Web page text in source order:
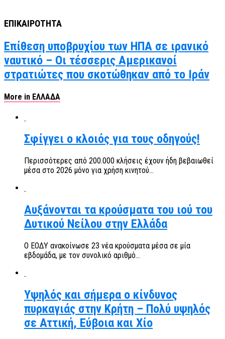
ΕΠΙΚΑΙΡΟΤΗΤΑ
Επίθεση υποβρυχίου των ΗΠΑ σε ιρανικό
ναυτικό – Οι τέσσερις Αμερικανοί
στρατιώτες που σκοτώθηκαν από το Ιράν
More in ΕΛΛΑΔΑ
Σφίγγει ο κλοιός για τους οδηγούς!
Περισσότερες από 200.000 κλήσεις έχουν ήδη βεβαιωθεί
μέσα στο 2026 μόνο για χρήση κινητού...
Αυξάνονται τα κρούσματα του ιού του
Δυτικού Νείλου στην Ελλάδα
Ο ΕΟΔΥ ανακοίνωσε 23 νέα κρούσματα μέσα σε μία
εβδομάδα, με τον συνολικό αριθμό...
Υψηλός και σήμερα ο κίνδυνος
πυρκαγιάς στην Κρήτη – Πολύ υψηλός
σε Αττική, Εύβοια και Χίο